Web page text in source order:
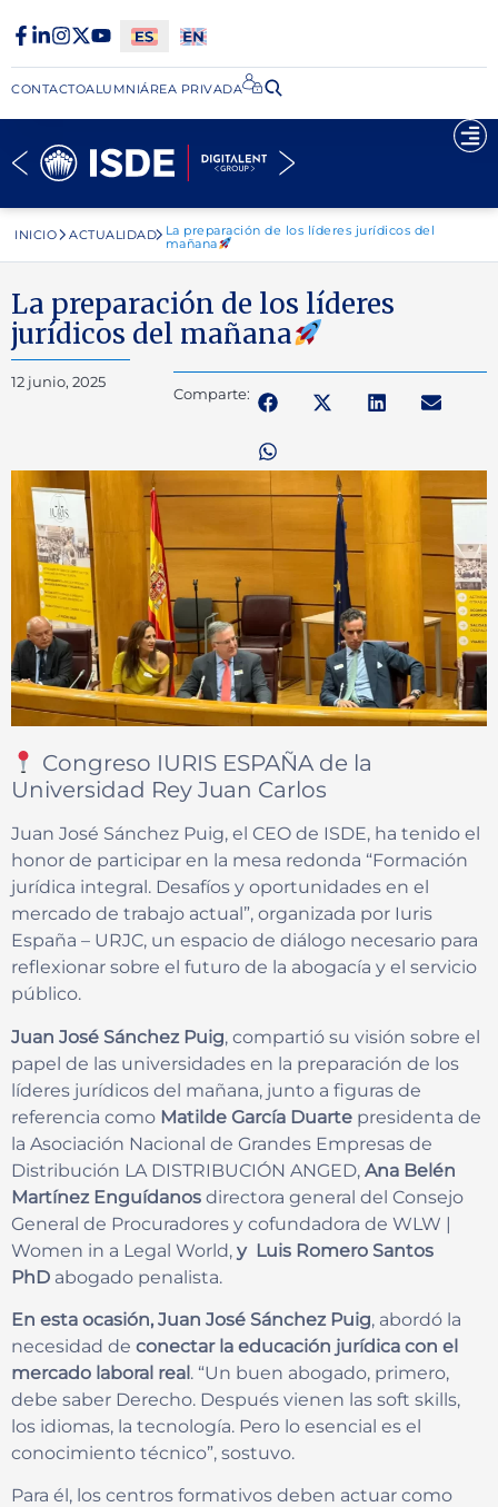
CONTACTOALUMNIÁREA PRIVADA​
INICIO ACTUALIDAD
La preparación de los líderes jurídicos del
mañana
La preparación de los líderes
jurídicos del mañana
12 junio, 2025
Comparte:
Congreso IURIS ESPAÑA de la
Universidad Rey Juan Carlos
Juan José Sánchez Puig, el CEO de ISDE, ha tenido el
honor de participar en la mesa redonda “Formación
jurídica integral. Desafíos y oportunidades en el
mercado de trabajo actual”, organizada por Iuris
España – URJC, un espacio de diálogo necesario para
reflexionar sobre el futuro de la abogacía y el servicio
público.
Juan José Sánchez Puig, compartió su visión sobre el
papel de las universidades en la preparación de los
líderes jurídicos del mañana, junto a figuras de
referencia como Matilde García Duarte presidenta de
la Asociación Nacional de Grandes Empresas de
Distribución LA DISTRIBUCIÓN ANGED, Ana Belén
Martínez Enguídanos directora general del Consejo
General de Procuradores y cofundadora de WLW |
Women in a Legal World, y Luis Romero Santos
PhD abogado penalista.
En esta ocasión, Juan José Sánchez Puig, abordó la
necesidad de conectar la educación jurídica con el
mercado laboral real. “Un buen abogado, primero,
debe saber Derecho. Después vienen las soft skills,
los idiomas, la tecnología. Pero lo esencial es el
conocimiento técnico”, sostuvo.
Para él, los centros formativos deben actuar como